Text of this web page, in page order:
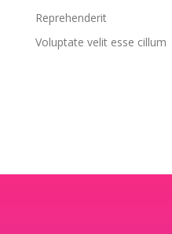
Reprehenderit
Voluptate velit esse cillum